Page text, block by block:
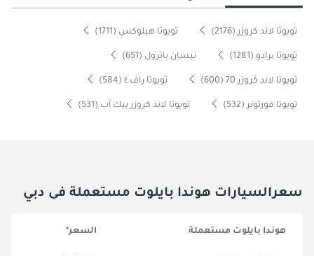
تويوتا لاند كروزر (2176) تويوتا هيلوكس (1711)
تويوتا برادو (1281) نيسان باترول (651)
تويوتا لاند كروزر 70 (600) تويوتا راف ٤ (584)
تويوتا فورتونر (532) تويوتا لاند كروزر بيك آب (531)
سعرالسيارات هوندا بايلوت مستعملة فى دبي
هوندا بايلوت مستعملة السعر*